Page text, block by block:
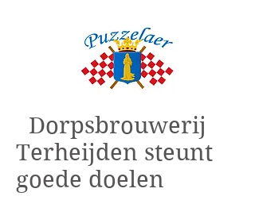
Dorpsbrouwerij
Terheijden steunt
goede doelen